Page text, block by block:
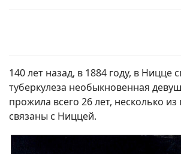
140 лет назад, в 1884 году, в Ницце
туберкулеза необыкновенная
прожила всего 26 лет, несколько
связаны с Ниццей.